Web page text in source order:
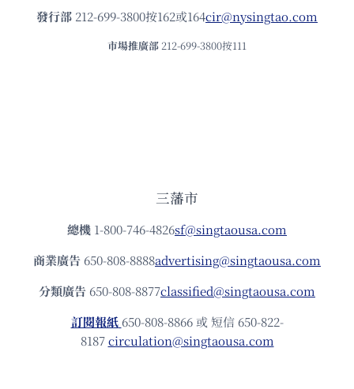
發⾏部 212-699-3800按162或164cir@nysingtao.com
市場推廣部 212-699-3800按111
三藩市
總機 1-800-746-4826sf@singtaousa.com
商業廣告 650-808-8888advertising@singtaousa.com
分類廣告 650-808-8877classified@singtaousa.com
訂閱報紙 650-808-8866 或 短信 650-822-
8187circulation@singtaousa.com